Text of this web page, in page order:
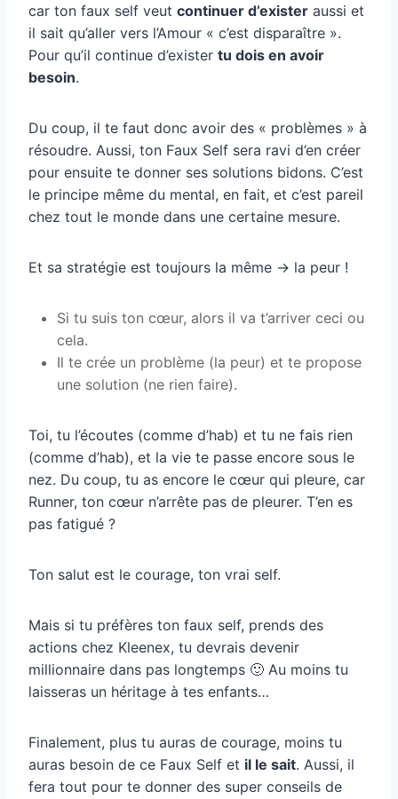
car ton faux self veut continuer d’exister aussi et
il sait qu’aller vers l’Amour « c’est disparaître ».
Pour qu’il continue d’exister tu dois en avoir
besoin.
Du coup, il te faut donc avoir des « problèmes » à
résoudre. Aussi, ton Faux Self sera ravi d’en créer
pour ensuite te donner ses solutions bidons. C’est
le principe même du mental, en fait, et c’est pareil
chez tout le monde dans une certaine mesure.
Et sa stratégie est toujours la même -> la peur !
Si tu suis ton cœur, alors il va t’arriver ceci ou
cela.
Il te crée un problème (la peur) et te propose
une solution (ne rien faire).
Toi, tu l’écoutes (comme d’hab) et tu ne fais rien
(comme d’hab), et la vie te passe encore sous le
nez. Du coup, tu as encore le cœur qui pleure, car
Runner, ton cœur n’arrête pas de pleurer. T’en es
pas fatigué ?
Ton salut est le courage, ton vrai self.
Mais si tu préfères ton faux self, prends des
actions chez Kleenex, tu devrais devenir
millionnaire dans pas longtemps 🙂 Au moins tu
laisseras un héritage à tes enfants…
Finalement, plus tu auras de courage, moins tu
auras besoin de ce Faux Self et il le sait. Aussi, il
fera tout pour te donner des super conseils de